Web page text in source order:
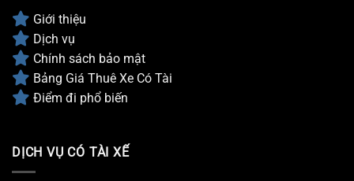
Giới thiệu
Dịch vụ
Chính sách bảo mật
Bảng Giá Thuê Xe Có Tài
Điểm đi phổ biến
DỊCH VỤ CÓ TÀI XẾ